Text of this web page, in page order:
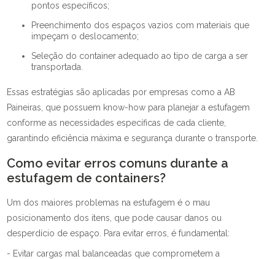
pontos específicos;
Preenchimento dos espaços vazios com materiais que
impeçam o deslocamento;
Seleção do container adequado ao tipo de carga a ser
transportada.
Essas estratégias são aplicadas por empresas como a AB
Paineiras, que possuem know-how para planejar a estufagem
conforme as necessidades específicas de cada cliente,
garantindo eficiência máxima e segurança durante o transporte.
Como evitar erros comuns durante a
estufagem de containers?
Um dos maiores problemas na estufagem é o mau
posicionamento dos itens, que pode causar danos ou
desperdício de espaço. Para evitar erros, é fundamental:
- Evitar cargas mal balanceadas que comprometem a